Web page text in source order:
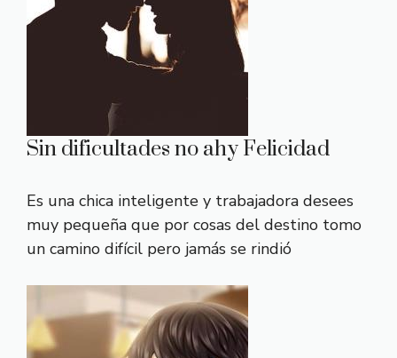
Sin dificultades no ahy Felicidad
Es una chica inteligente y trabajadora desees
muy pequeña que por cosas del destino tomo
un camino difícil pero jamás se rindió